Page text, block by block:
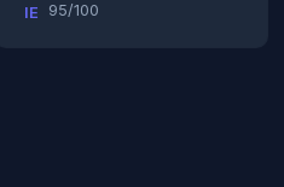
IE 95/100